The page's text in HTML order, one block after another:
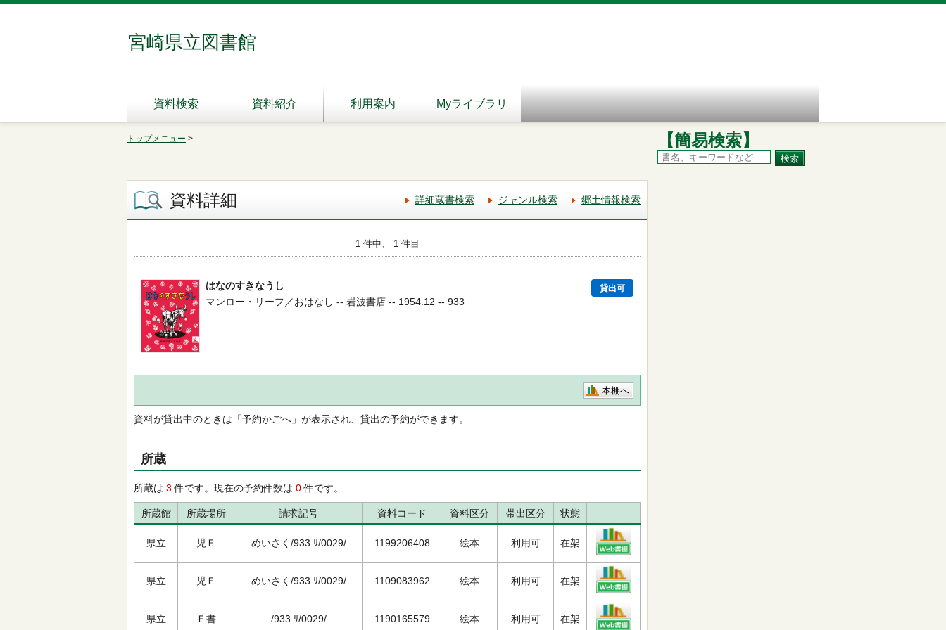
宮崎県立図書館
資料検索 資料紹介 利用案内 Myライブラリ
トップメニュー > 【簡易検索】
資料詳細 詳細蔵書検索 ジャンル検索 郷土情報検索
1 件中、 1 件目
はなのすきなうし 貸出可
マンロー・リーフ／おはなし -- 岩波書店 -- 1954.12 -- 933
本棚へ
資料が貸出中のときは「予約かごへ」が表示され、貸出の予約ができます。
所蔵
所蔵は 3 件です。現在の予約件数は 0件です。
所蔵館 所蔵場所 請求記号 資料コード 資料区分 帯出区分 状態
県立 児Ｅ めいさく/933 ﾘ/0029/ 1199206408 絵本 利用可 在架
県立 児Ｅ めいさく/933 ﾘ/0029/ 1109083962 絵本 利用可 在架
県立 Ｅ書 /933 ﾘ/0029/ 1190165579 絵本 利用可 在架